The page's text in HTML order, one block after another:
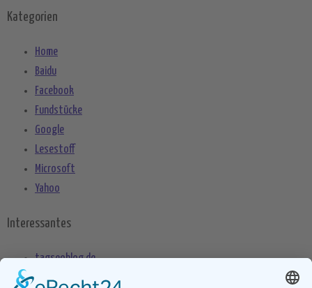
Kategorien
Home
Baidu
Facebook
Fundstücke
Google
Lesestoff
Microsoft
Yahoo
Interessantes
tagseoblog.de
SEO Blog